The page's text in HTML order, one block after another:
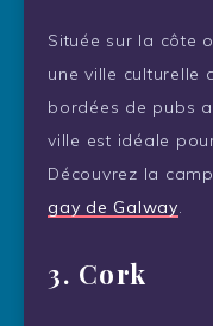
Située sur la côte
une ville culturelle
bordées de pubs
ville est idéale
Découvrez la
gay de Galway.
3. Cork